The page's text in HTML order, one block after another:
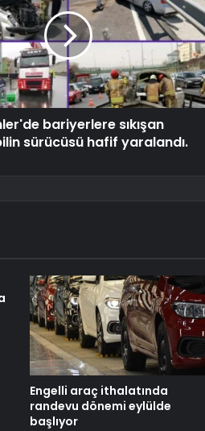
bariyerlere sıkışan
sürücüsü hafif yaralandı.
Engelli araç ithalatında
randevu dönemi eylülde
başlıyor